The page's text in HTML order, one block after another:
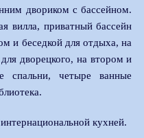
двориком с бассейном.
вилла, приватный бассейн
и беседкой для отдыха, на
дворецкого, на втором и
спальни, четыре ванные
кухней.